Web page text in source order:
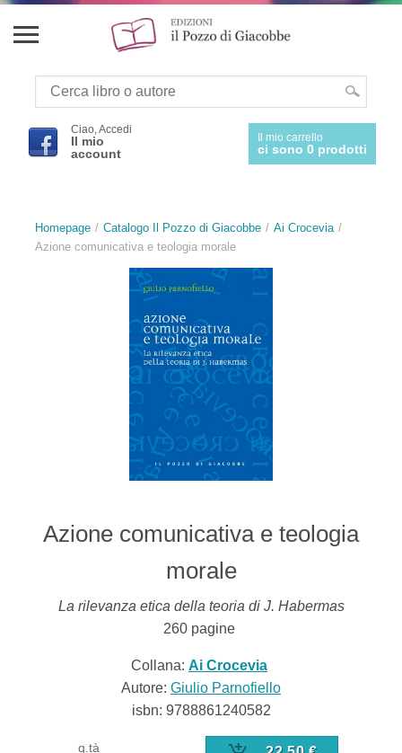
Ciao, Accedi
Il mio
account
Il mio carrello
ci sono 0 prodotti
Homepage Catalogo Il Pozzo di Giacobbe
Ai Crocevia
Azione comunicativa e teologia morale
Azione comunicativa e teologia
morale
La rilevanza etica della teoria di J. Habermas
260pagine
Collana: Ai Crocevia
Autore: Giulio Parnofiello
isbn: 9788861240582
q.tà